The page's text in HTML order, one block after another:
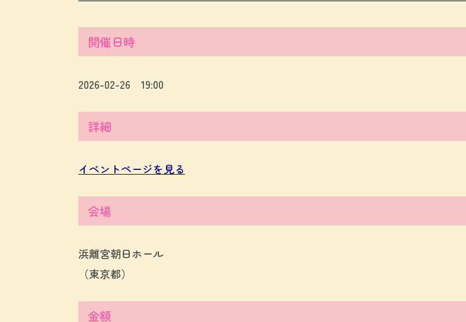
開催日時
2026-02-26 19:00
詳細
イベントページを見る
会場
浜離宮朝日ホール
（東京都）
金額